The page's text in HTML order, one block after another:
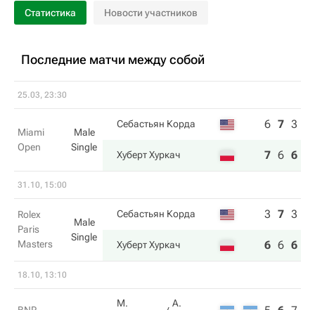
Статистика Новости участников
Последние матчи между собой
25.03, 23:30
Miami
Open
Male
Single
Себастьян Корда 6 7 3
Хуберт Хуркач 7 6 6
31.10, 15:00
Rolex
Paris
Masters
Male
Single
Себастьян Корда 3 7 3
Хуберт Хуркач 6 6 6
18.10, 13:10
М.
А.